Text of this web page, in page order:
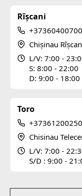
Rîșcani
+37360400700
Chișinau
L/V: 7:00 -
S: 8:00 - 22:00
D: 9:00 - 18:00
Toro
+37361200250
Chisinau
L/V: 7:00 -
S/D : 9:00 -